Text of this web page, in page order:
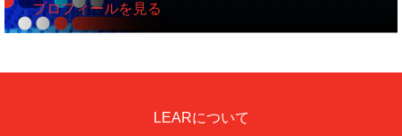
プロフィールを見る
LEARについて